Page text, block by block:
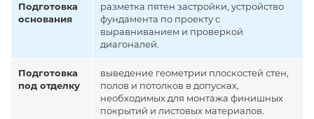
Подготовка
основания
разметка пятен застройки, устройство
фундамента по проекту с
выравниванием и проверкой
диагоналей.
Подготовка
под отделку
выведение геометрии плоскостей стен,
полов и потолков в допусках,
необходимых для монтажа финишных
покрытий и листовых материалов.